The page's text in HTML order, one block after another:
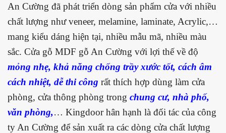
An Cường đã phát triển dòng sản phẩm cửa với nhiều
chất lượng như veneer, melamine, laminate, Acrylic,…
mang kiểu dáng hiện tại, nhiều mẫu mã, nhiều màu
sắc. Cửa gỗ MDF gỗ An Cường với lợi thế về độ
mỏng nhẹ, khả năng chống trầy xước tốt, cách âm
cách nhiệt, dễ thi công rất thích hợp dùng làm cửa
phòng, cửa thông phòng trong chung cư, nhà phố,
văn phòng,… Kingdoor hân hạnh là đối tác của công
ty An Cường để sản xuất ra các dòng cửa chất lượng